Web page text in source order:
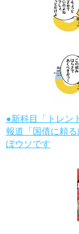
●新科目「トレン
報道「国債に頼
ぼウソです